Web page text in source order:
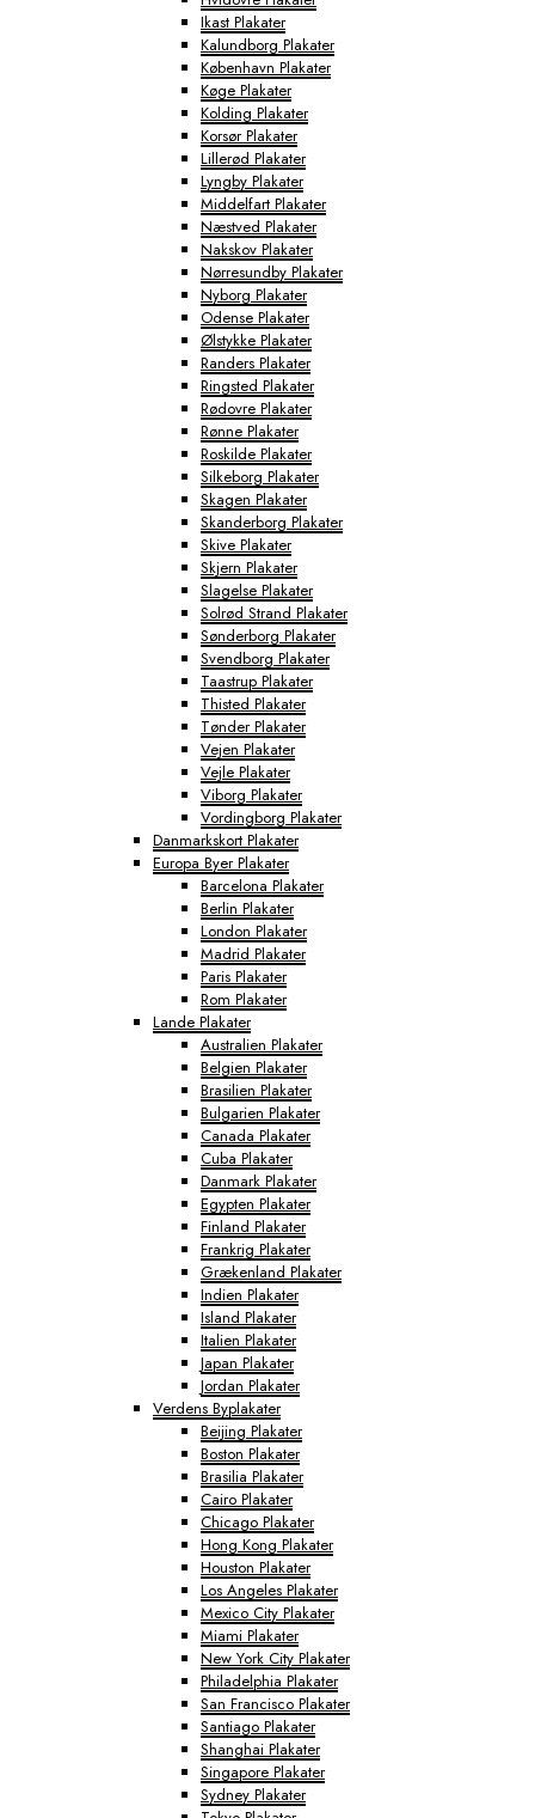
Ikast Plakater
Kalundborg Plakater
København Plakater
Køge Plakater
Kolding Plakater
Korsør Plakater
Lillerød Plakater
Lyngby Plakater
Middelfart Plakater
Næstved Plakater
Nakskov Plakater
Nørresundby Plakater
Nyborg Plakater
Odense Plakater
Ølstykke Plakater
Randers Plakater
Ringsted Plakater
Rødovre Plakater
Rønne Plakater
Roskilde Plakater
Silkeborg Plakater
Skagen Plakater
Skanderborg Plakater
Skive Plakater
Skjern Plakater
Slagelse Plakater
Solrød Strand Plakater
Sønderborg Plakater
Svendborg Plakater
Taastrup Plakater
Thisted Plakater
Tønder Plakater
Vejen Plakater
Vejle Plakater
Viborg Plakater
Vordingborg Plakater
Danmarkskort Plakater
Europa Byer Plakater
Barcelona Plakater
Berlin Plakater
London Plakater
Madrid Plakater
Paris Plakater
Rom Plakater
Lande Plakater
Australien Plakater
Belgien Plakater
Brasilien Plakater
Bulgarien Plakater
Canada Plakater
Cuba Plakater
Danmark Plakater
Egypten Plakater
Finland Plakater
Frankrig Plakater
Grækenland Plakater
Indien Plakater
Island Plakater
Italien Plakater
Japan Plakater
Jordan Plakater
Verdens Byplakater
Beijing Plakater
Boston Plakater
Brasilia Plakater
Cairo Plakater
Chicago Plakater
Hong Kong Plakater
Houston Plakater
Los Angeles Plakater
Mexico City Plakater
Miami Plakater
New York City Plakater
Philadelphia Plakater
San Francisco Plakater
Santiago Plakater
Shanghai Plakater
Singapore Plakater
Sydney Plakater